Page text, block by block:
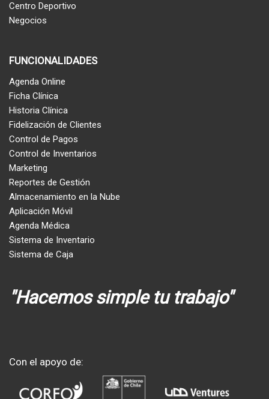
Centro Deportivo
Negocios
FUNCIONALIDADES
Agenda Online
Ficha Clínica
Historia Clínica
Fidelización de Clientes
Control de Pagos
Control de Inventarios
Marketing
Reportes de Gestión
Almacenamiento en la Nube
Aplicación Móvil
Agenda Médica
Sistema de Inventario
Sistema de Caja
"Hacemos simple tu trabajo"
Con el apoyo de: